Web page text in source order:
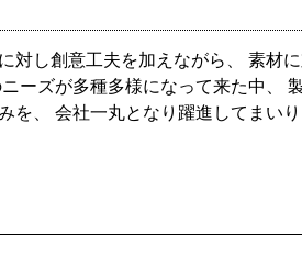
対し創意工夫を加えながら、 素材
ーズが多種多様になって来た中、
、 会社一丸となり躍進してまいり